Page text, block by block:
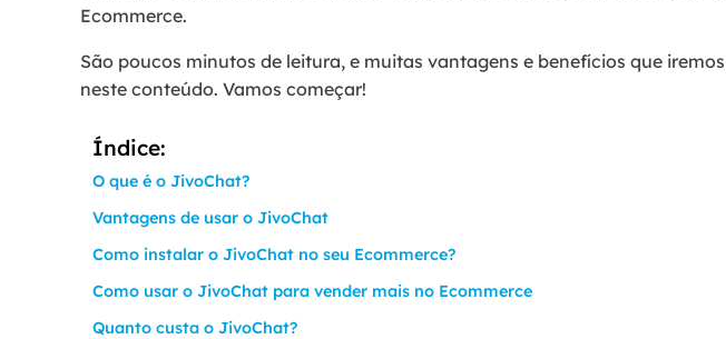
Ecommerce.
São poucos minutos de leitura, e muitas vantagens e benefícios que
neste conteúdo. Vamos começar!
Índice:
O que é o JivoChat?
Vantagens de usar o JivoChat
Como instalar o JivoChat no seu Ecommerce?
Como usar o JivoChat para vender mais no Ecommerce
Quanto custa o JivoChat?